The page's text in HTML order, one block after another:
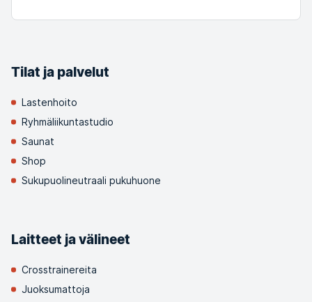
Tilat ja palvelut
Lastenhoito
Ryhmäliikuntastudio
Saunat
Shop
Sukupuolineutraali pukuhuone
Laitteet ja välineet
Crosstrainereita
Juoksumattoja